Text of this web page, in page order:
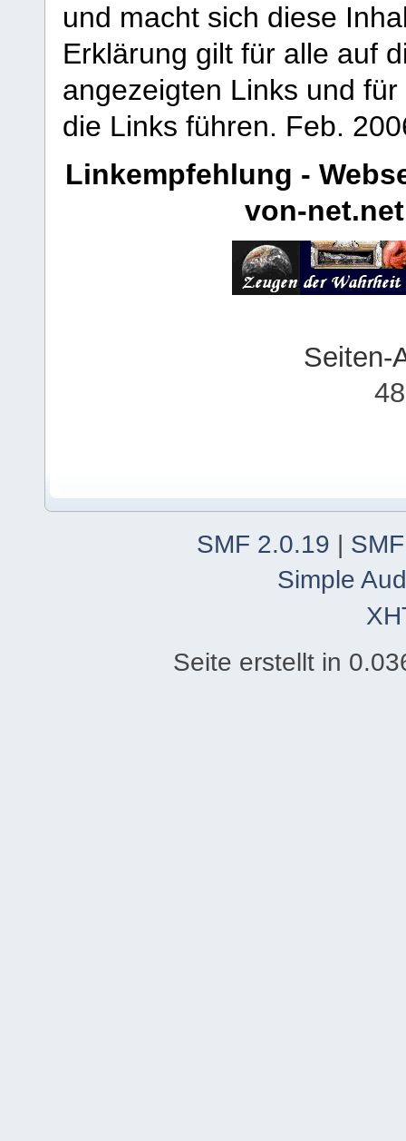
und macht sich diese
Erklärung gilt für alle auf
angezeigten Links und
die Links führen. Feb.
Linkempfehlung -
von-net.net
Seiten-
SMF 2.0.19 |
Simple
Seite erstellt in